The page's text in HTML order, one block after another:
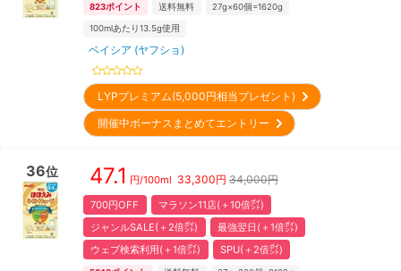
823ポイント 送料無料 27g×60個=1620g
100mlあたり13.5g使用
ベイシア (ヤフショ)
LYPプレミアム(5,000円相当プレゼント)
開催中ボーナスまとめてエントリー
36位 47.1 円/100ml 33,300円 34,000円
700円OFF
マラソン11店(＋10倍㌽)
ジャンルSALE(＋2倍㌽)
最強翌日(＋1倍㌽)
ウェブ検索利用(＋1倍㌽)
SPU(＋2倍㌽)